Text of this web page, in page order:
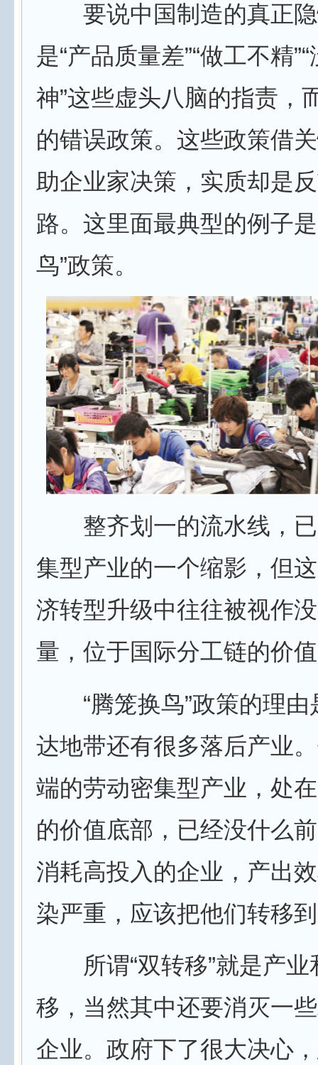
要说中国制造的真正隐
是“产品质量差”“做工不精
神”这些虚头八脑的指责，
的错误政策。这些政策借
助企业家决策，实质却是
路。这里面最典型的例子
鸟”政策。
整齐划一的流水线，
集型产业的一个缩影，但
济转型升级中往往被视作
量，位于国际分工链的价
“腾笼换鸟”政策的理由
达地带还有很多落后产业
端的劳动密集型产业，处
的价值底部，已经没什么
消耗高投入的企业，产出
染严重，应该把他们转移
所谓“双转移”就是产业
移，当然其中还要消灭一
企业。政府下了很大决心